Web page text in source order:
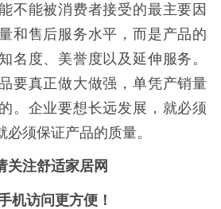
不能被消费者接受的最主要因
和售后服务水平，而是产品的
名度、美誉度以及延伸服务。
要真正做大做强，单凭产销量
。企业要想长远发展，就必须
须保证产品的质量。
关注舒适家居网
机访问更方便！